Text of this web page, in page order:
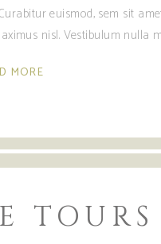
euismod, sem sit
nisl. Vestibulum nulla
MORE
TOURS